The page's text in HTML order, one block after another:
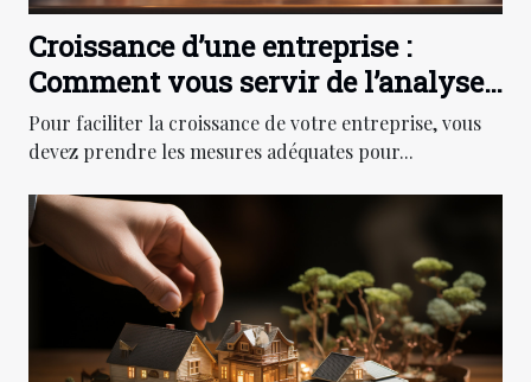
Croissance d’une entreprise :
Comment vous servir de l’analyse
SWOT pour définir les forces et
faiblesses de l’entreprise ?
Pour faciliter la croissance de votre entreprise, vous
devez prendre les mesures adéquates pour...